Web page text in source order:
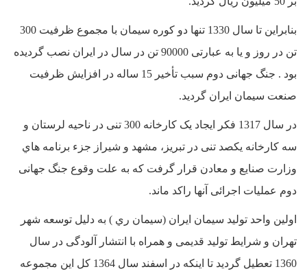
بنابراین تا سال 1330 تنها دو کوره سیمان با مجموع ظرفیت 300
تن در روز و یا به عبارتی 90000 تن در سال در ایران نصب گردیده
بود . جنگ جهانی دوم سبب تأخیر 15 ساله در افزایش ظرفیت
صنعت سیمان ایران گردید.
در سال 1317 فکر ایجاد یک کارخانه 300 تنی در ناحیه لرستان و
سه کارخانه یکصد تنی در تبریز، مشهد و شیراز جزء برنامه هاي
وزارت صنایع و معادن قرار گرفت که به علت وقوع جنگ جهانی
دوم عملیات اجرائی آنها راکد ماند.
اولین واحد تولید سیمان ایران (سیمان ري ) به دلیل توسعه شهر
تهران و شرایط تولید قدیمی و همراه با انتشار آلودگی در سال
1360 تعطیل گردید تا اینکه در اسفند سال 1364 کل این مجموعه